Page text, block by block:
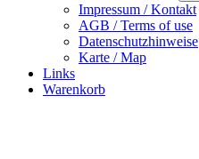
Impressum / Kontakt
AGB / Terms of use
Datenschutzhinweise
Karte / Map
Links
Warenkorb